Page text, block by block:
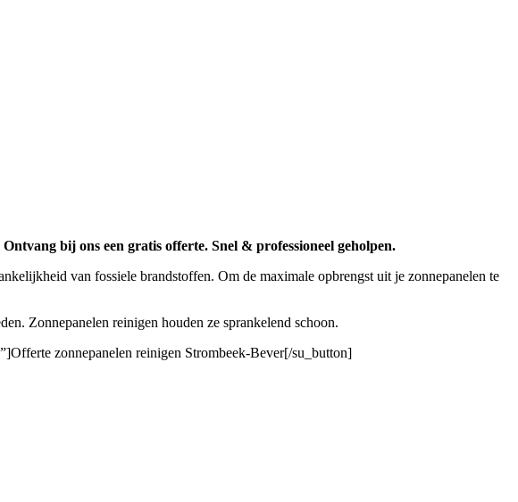
bij ons een gratis offerte. Snel & professioneel geholpen.
van fossiele brandstoffen. Om de maximale opbrengst uit je zonnepanelen te
Zonnepanelen reinigen houden ze sprankelend schoon.
zonnepanelen reinigen Strombeek-Bever[/su_button]